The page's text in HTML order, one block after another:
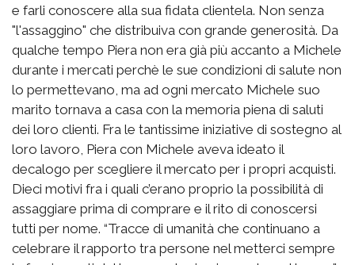
e farli conoscere alla sua fidata clientela. Non senza
"l'assaggino" che distribuiva con grande generosità. Da
qualche tempo Piera non era già più accanto a Michele
durante i mercati perchè le sue condizioni di salute non
lo permettevano, ma ad ogni mercato Michele suo
marito tornava a casa con la memoria piena di saluti
dei loro clienti. Fra le tantissime iniziative di sostegno al
loro lavoro, Piera con Michele aveva ideato il
decalogo per scegliere il mercato per i propri acquisti.
Dieci motivi fra i quali c’erano proprio la possibilità di
assaggiare prima di comprare e il rito di conoscersi
tutti per nome. “Tracce di umanità che continuano a
celebrare il rapporto tra persone nel metterci sempre